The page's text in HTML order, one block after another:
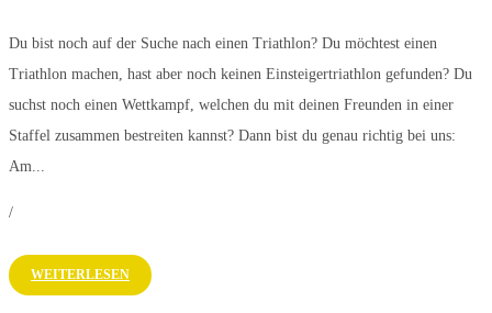
Du bist noch auf der Suche nach einen Triathlon? Du möchtest einen
Triathlon machen, hast aber noch keinen Einsteigertriathlon gefunden? Du
suchst noch einen Wettkampf, welchen du mit deinen Freunden in einer
Staffel zusammen bestreiten kannst? Dann bist du genau richtig bei uns:
Am...
/
WEITERLESEN